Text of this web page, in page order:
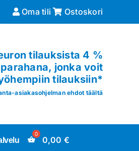
Oma tili Ostoskori
tilauksista 4 %
jonka voit
tilauksiin*
asiakasohjelman ehdot täältä
0,00 €